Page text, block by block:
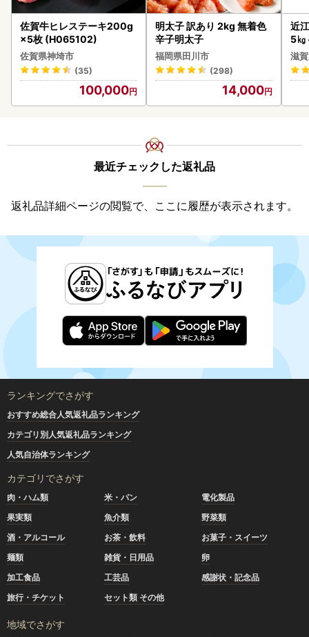
佐賀牛ヒレステーキ200g
×5枚 (H065102)
佐賀県神埼市
(35)
100,000
明太子 訳あり 2kg 無着色
辛子明太子
福岡県田川市
(298)
14,000
近
5㎏
菜
滋
最近チェックした返礼品
返礼品詳細ページの閲覧で、ここに履歴が表示されます。
ランキングでさがす
おすすめ総合人気返礼品ランキング
カテゴリ別人気返礼品ランキング
人気自治体ランキング
カテゴリでさがす
肉・ハム類 米・パン
電化製品
果実類
魚介類
野菜類
酒・アルコール
お茶・飲料
お菓子・スイーツ
麺類
雑貨・日用品
卵
加工食品
工芸品
感謝状・記念品
旅行・チケット
セット類 その他
地域でさがす